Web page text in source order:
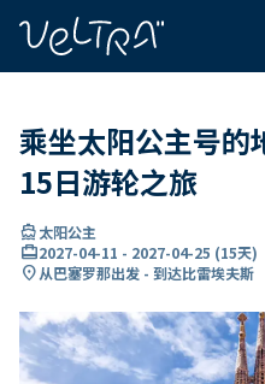
乘坐太阳公主号的
15日游轮之旅
directions_boat太阳公主
card_travel2027-04-11 - 2027-04-25 (15天)
location_on从巴塞罗那出发 - 到达比雷埃夫斯